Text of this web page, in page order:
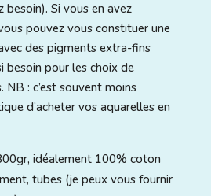
besoin). Si vous en avez
pouvez vous constituer une
des pigments extra-fins
besoin pour les choix de
NB : c’est souvent moins
d’acheter vos aquarelles en
idéalement 100% coton
tubes (je peux vous fournir